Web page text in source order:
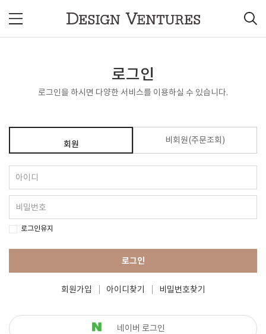
로그인
로그인을 하시면 다양한 서비스를 이용하실 수 있습니다.
회원 비회원(주문조회)
로그인유지
로그인
회원가입 아이디찾기 비밀번호찾기
네이버 로그인